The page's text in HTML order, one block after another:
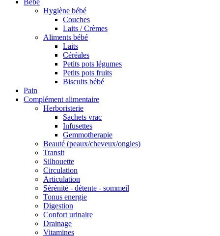
Bébé
Hygiène bébé
Couches
Laits / Crèmes
Aliments bébé
Laits
Céréales
Petits pots légumes
Petits pots fruits
Biscuits bébé
Pain
Complément alimentaire
Herboristerie
Sachets vrac
Infusettes
Gemmotherapie
Beauté (peaux/cheveux/ongles)
Transit
Silhouette
Circulation
Articulation
Sérénité - détente - sommeil
Tonus energie
Digestion
Confort urinaire
Drainage
Vitamines